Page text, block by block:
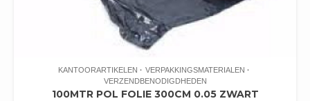
KANTOORARTIKELEN
VERPAKKINGSMATERIALEN
VERZENDBENODIGDHEDEN
100MTR POL FOLIE 300CM 0.05 ZWART